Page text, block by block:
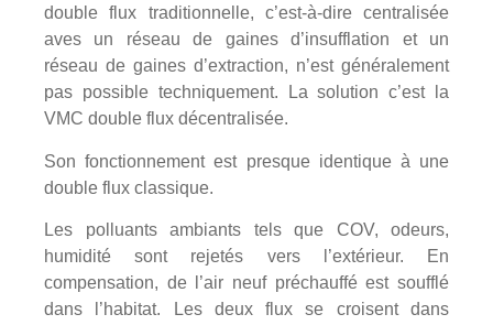
double flux traditionnelle, c’est-à-dire centralisée
aves un réseau de gaines d’insufflation et un
réseau de gaines d’extraction, n’est généralement
pas possible techniquement. La solution c’est la
VMC double flux décentralisée.
Son fonctionnement est presque identique à une
double flux classique.
Les polluants ambiants tels que COV, odeurs,
humidité sont rejetés vers l’extérieur. En
compensation, de l’air neuf préchauffé est soufflé
dans l’habitat. Les deux flux se croisent dans